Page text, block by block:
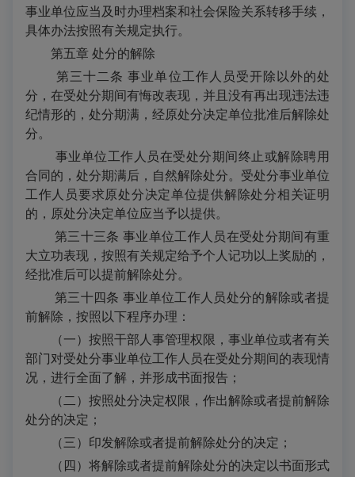
事业单位应当及时办理档案和社会保险关系转移手续，
具体办法按照有关规定执行。
第五章 处分的解除
第三十二条 事业单位工作人员受开除以外的处
分，在受处分期间有悔改表现，并且没有再出现违法违
纪情形的，处分期满，经原处分决定单位批准后解除处
分。
事业单位工作人员在受处分期间终止或解除聘用
合同的，处分期满后，自然解除处分。受处分事业单位
工作人员要求原处分决定单位提供解除处分相关证明
的，原处分决定单位应当予以提供。
第三十三条 事业单位工作人员在受处分期间有重
大立功表现，按照有关规定给予个人记功以上奖励的，
经批准后可以提前解除处分。
第三十四条 事业单位工作人员处分的解除或者提
前解除，按照以下程序办理：
（一）按照干部人事管理权限，事业单位或者有关
部门对受处分事业单位工作人员在受处分期间的表现情
况，进行全面了解，并形成书面报告；
（二）按照处分决定权限，作出解除或者提前解除
处分的决定；
（三）印发解除或者提前解除处分的决定；
（四）将解除或者提前解除处分的决定以书面形式